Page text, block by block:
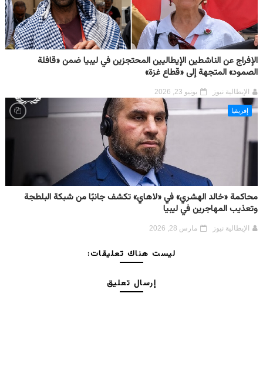
الإفراج عن الناشطين الإيطاليين المحتجزين في ليبيا ضمن «قافلة
الصمود» المتجهة إلى «قطاع غزة»
الإيطالية نيوز يونيو 23, 2026
إفريقيا
محاكمة «خالد الهشري» في «لاهاي» تكشف جانبًا من شبكة البلطجة
وتعذيب المهاجرين في ليبيا
الإيطالية نيوز مارس 28, 2026
ليست هناك تعليقات:
إرسال تعليق